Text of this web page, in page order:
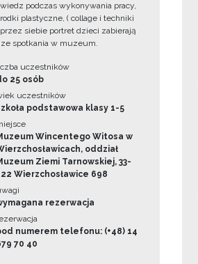
podczas wykonywania pracy,
plastyczne, ( collage i techniki
siebie portret dzieci zabierają
spotkania w muzeum.
uczestników
25 osób
uczestników
podstawowa klasy 1-5
Wincentego Witosa w
oddział
Ziemi Tarnowskiej, 33-
Wierzchosławice 698
rezerwacja
numerem telefonu: (+48) 14
70 40